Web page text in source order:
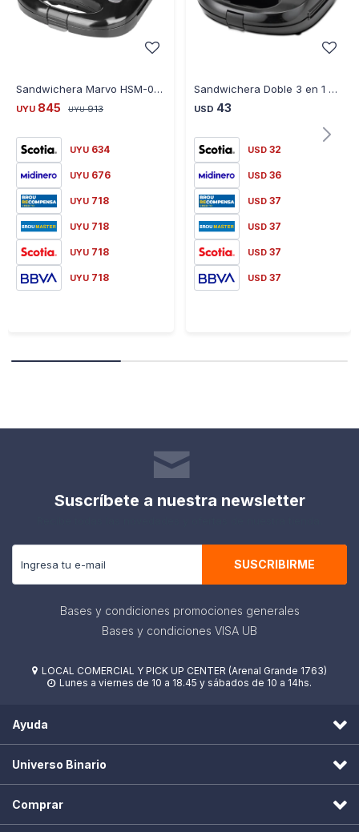
Sandwichera Marvo HSM-005 750W
UYU 845 UYU 913
UYU 634
UYU 676
UYU 718
UYU 718
UYU 718
UYU 718
Sandwichera Doble 3 en 1 Punktal Pk-cr 44
USD 43
USD 32
USD 36
USD 37
USD 37
USD 37
USD 37
Suscríbete a nuestra newsletter
SUSCRIBIRME
Bases y condiciones promociones generales
Bases y condiciones VISA UB
 LOCAL COMERCIAL Y PICK UP CENTER (Arenal Grande 1763)
 Lunes a viernes de 10 a 18.45 y sábados de 10 a 14hs.
Ayuda
Universo Binario
Comprar